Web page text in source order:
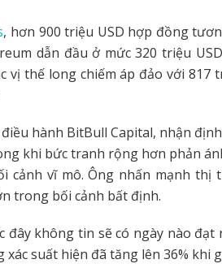
, hơn 900 triệu USD hợp đồng
dẫn đầu ở mức 320 triệu
vị thế long chiếm áp đảo với 817
điều hành BitBull Capital, nhận
khi bức tranh rộng hơn phản
cảnh vĩ mô. Ông nhấn mạnh thị
trong bối cảnh bất định.
đây không tin sẽ có ngày nào đạt
suất hiện đã tăng lên 36% khi